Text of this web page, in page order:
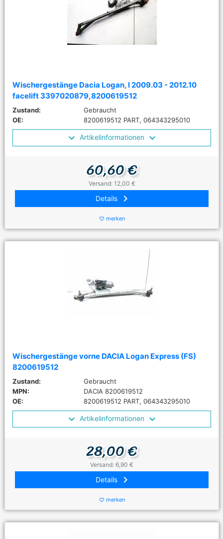
Wischergestänge Dacia Logan, I 2009.03 - 2012.10
facelift 3397020879,8200619512
Zustand:
Gebraucht
OE:
8200619512 PART, 064343295010
Artikelinformationen
60,60 €
Versand: 12,00 €
Details keyboard_arrow_right
favorite_border merken
Wischergestänge vorne DACIA Logan Express (FS)
8200619512
Zustand:
Gebraucht
MPN:
DACIA 8200619512
OE:
8200619512 PART, 064343295010
Artikelinformationen
28,00 €
Versand: 6,90 €
Details keyboard_arrow_right
favorite_border merken